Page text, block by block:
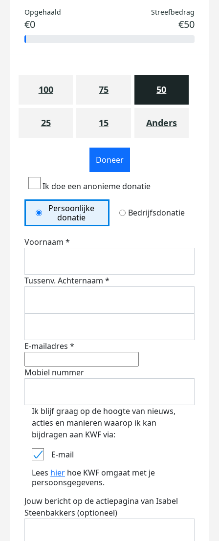
Opgehaald
€0
Streefbedrag
€50
100 75 50
25 15 Anders
Doneer
Ik doe een anonieme donatie
Persoonlijke
donatie
Bedrijfsdonatie
Voornaam *
Tussenv. Achternaam *
E-mailadres *
Mobiel nummer
Ik blijf graag op de hoogte van nieuws,
acties en manieren waarop ik kan
bijdragen aan KWF via:
E-mail
Lees hier hoe KWF omgaat met je
persoonsgegevens.
Jouw bericht op de actiepagina van Isabel
Steenbakkers (optioneel)